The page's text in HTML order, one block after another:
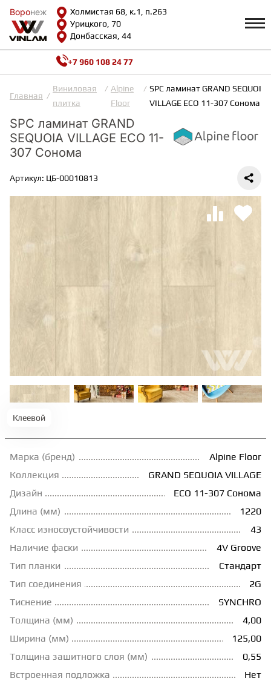
Воронеж
Холмистая 68, к.1, п.263
Урицкого, 70
Донбасская, 44
Воронеж
КАТАЛОГ Профиль
Возврат и гарантии
Сотрудничество
Вопросы и ответы
Полезная информация
Как выбрать
Калькулятор
ВИНИЛОВАЯ ПЛИТКА
ПАРКЕТНАЯ ДОСКА
ТЕРРАСНАЯ ДОСКА
КОВРОВАЯ ПЛИТКА
ПОДЛОЖКА
НАЛИВНОЙ ПОЛ
ГРУНТОВКИ
ТЕПЛЫЙ ПОЛ
ТЕРМОПАРКЕТ
+7 960 108 24 77
Главная
Виниловая
плитка
Alpine
Floor
SPC ламинат GRAND SEQUOIA
VILLAGE ECO 11-307 Сонома
SPC ламинат GRAND
SEQUOIA VILLAGE ECO 11-
307 Сонома
Артикул: ЦБ-00010813
Клеевой
Марка (бренд)
Alpine Floor
Коллекция
GRAND SEQUOIA VILLAGE
Дизайн
ECO 11-307 Сонома
Длина (мм)
1220
Класс износоустойчивости
43
Наличие фаски
4V Groove
Тип планки
Стандарт
Тип соединения
2G
Тиснение
SYNCHRO
Толщина (мм)
4,00
Ширина (мм)
125,00
Толщина зашитного слоя (мм)
0,55
Встроенная подложка
Нет